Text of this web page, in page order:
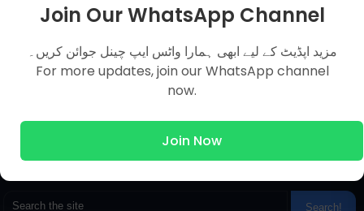
Join Our WhatsApp Channel
مزید اپڈیٹ کے لیے ابھی ہمارا واٹس ایپ چینل جوائن کریں۔
For more updates, join our WhatsApp channel
now.
Join Now